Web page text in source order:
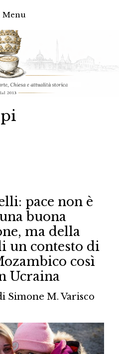
Menu
pace non è
buona
ma della
un contesto di
così
Ucraina
Simone M. Varisco